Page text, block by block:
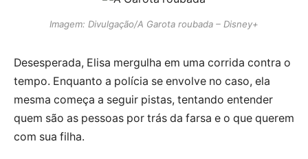
Imagem: Divulgação/A Garota roubada – Disney+
Desesperada, Elisa mergulha em uma corrida contra o
tempo. Enquanto a polícia se envolve no caso, ela
mesma começa a seguir pistas, tentando entender
quem são as pessoas por trás da farsa e o que querem
com sua filha.